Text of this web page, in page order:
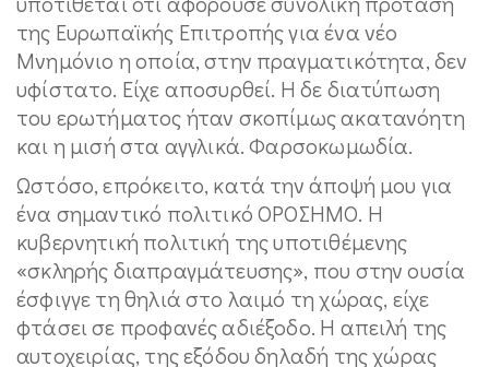
της Ευρωπαϊκής Επιτροπής για ένα νέο
Μνημόνιο η οποία, στην πραγματικότητα, δεν
υφίστατο. Είχε αποσυρθεί. Η δε διατύπωση
του ερωτήματος ήταν σκοπίμως ακατανόητη
και η μισή στα αγγλικά. Φαρσοκωμωδία.
Ωστόσο, επρόκειτο, κατά την άποψή μου για
ένα σημαντικό πολιτικό ΟΡΟΣΗΜΟ. Η
κυβερνητική πολιτική της υποτιθέμενης
«σκληρής διαπραγμάτευσης», που στην ουσία
έσφιγγε τη θηλιά στο λαιμό τη χώρας, είχε
φτάσει σε προφανές αδιέξοδο. Η απειλή της
αυτοχειρίας, της εξόδου δηλαδή της χώρας